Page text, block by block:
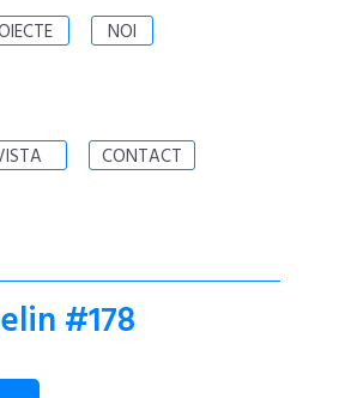
NOI
CONTACT
#178